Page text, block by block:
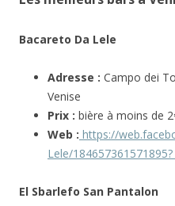
Bacareto Da Lele
Adresse : Campo dei
Venise
Prix : bière à moins de
Web : https://
Lele/
El Sbarlefo San Pantalon